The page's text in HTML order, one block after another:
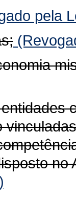
pela
no